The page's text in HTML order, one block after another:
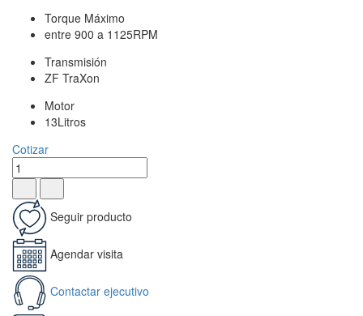
Torque Máximo
entre 900 a 1125RPM
Transmisión
ZF TraXon
Motor
13Litros
Cotizar
Seguir producto
Agendar visita
Contactar ejecutivo